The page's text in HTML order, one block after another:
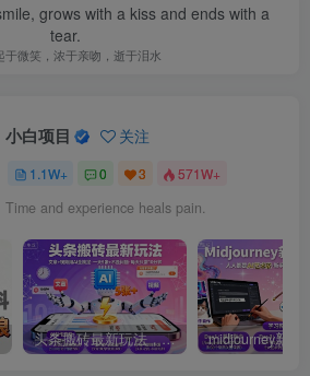
grows with a kiss and ends with a
tear.
于微笑，浓于亲吻，逝于泪水
小白项目 关注
1.1W+ 0 3 571W+
Time and experience heals pain.
常高 头条搬砖最新玩法，文章+视频用AI全搞定，一天5张+不是问题，每天只需10分钟